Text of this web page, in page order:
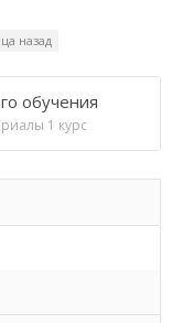
назад
обучения
1 курс